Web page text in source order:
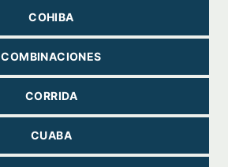
COHIBA
COMBINACIONES
CORRIDA
CUABA